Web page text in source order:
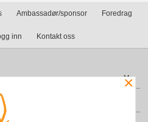
Ambassadør/sponsor Foredrag
inn Kontakt oss
×